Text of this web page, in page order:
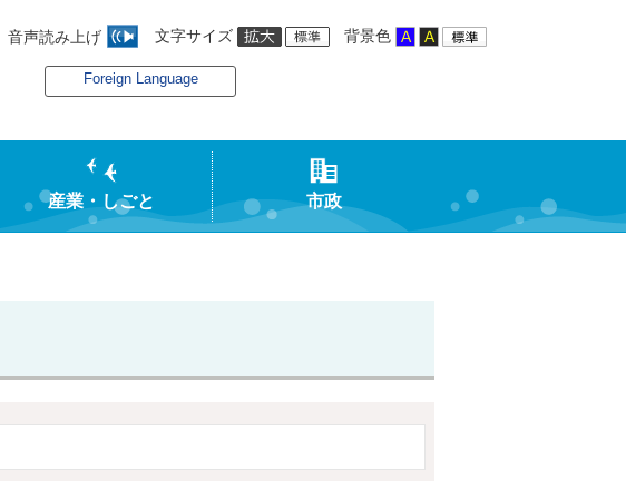
音声読み上げ 文字サイズ 背景色
Foreign Language
産業・しごと 市政